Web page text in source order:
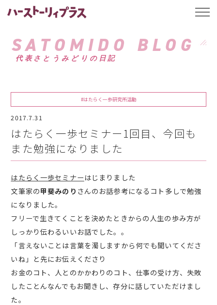
ハーストーリィプ
SATOMIDO BLOG
代表さとうみどりの日記
#はたらく一歩研究所活動
2017.7.31
はたらく一歩セミナー1回目、今回も
また勉強になりました
はたらく一歩セミナーはじまりました
文筆家の甲斐みのり さんのお話参考になるコト多しで勉強
になりました。
フリーで生きてくことを決めたときからの人生の歩み方が
しっかり伝わるいいお話でした。。
「言えないことは言葉を濁しますから何でも聞いてくださ
いね」と先にお伝えくださり
お金のコト、人とのかかわりのコト、仕事の受け方、失敗
したことんなんでもお聞きし、存分に話していただけまし
た。
t
l
a